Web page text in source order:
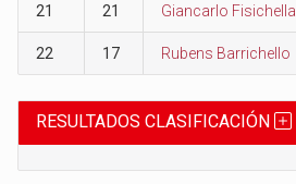
21 21 Giancarlo Fisichella
22 17 Rubens Barrichello
RESULTADOS CLASIFICACIÓN